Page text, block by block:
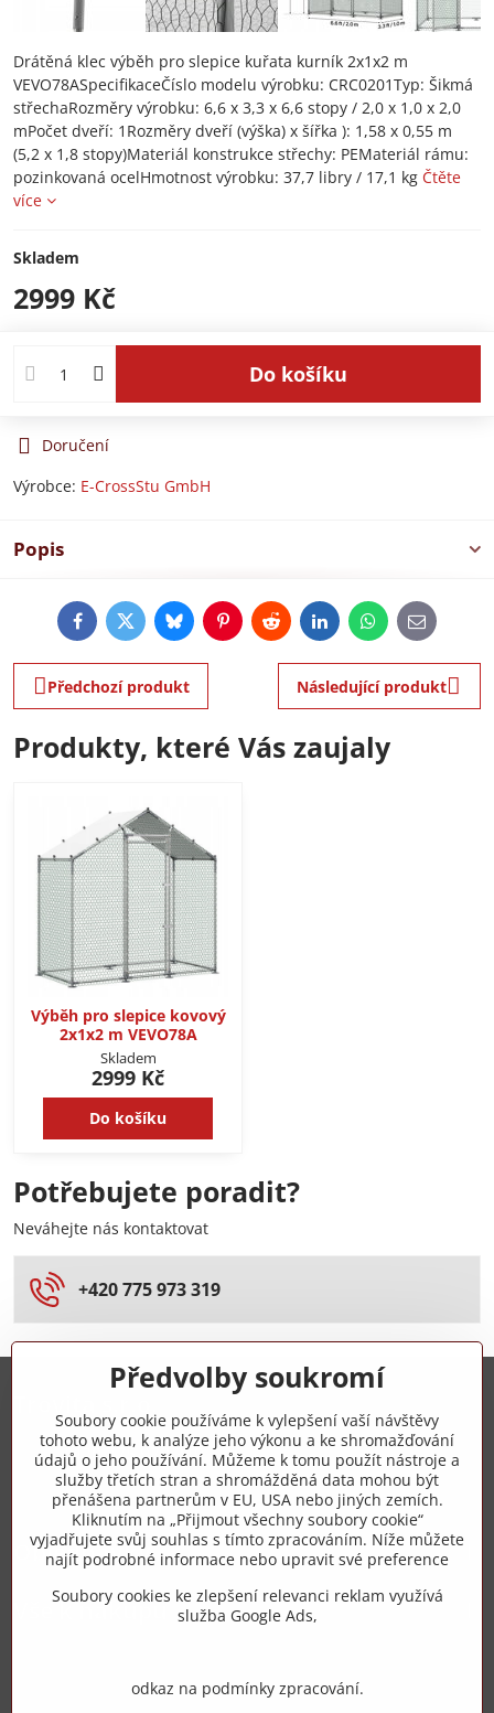
Drátěná klec výběh pro slepice kuřata kurník 2x1x2 m
VEVO78ASpecifikaceČíslo modelu výrobku: CRC0201Typ: Šikmá
střechaRozměry výrobku: 6,6 x 3,3 x 6,6 stopy / 2,0 x 1,0 x 2,0
mPočet dveří: 1Rozměry dveří (výška) x šířka ): 1,58 x 0,55 m
(5,2 x 1,8 stopy)Materiál konstrukce střechy: PEMateriál rámu:
pozinkovaná ocelHmotnost výrobku: 37,7 libry / 17,1 kg Čtěte
více
Skladem
2999 Kč
Do košíku
Doručení
Výrobce: E-CrossStu GmbH​
Popis
FacebookTwitterBlueskyPinterestRedditLinkedInWhatsApp
E-
mail
Předchozí produkt Následující produkt
Produkty, které Vás zaujaly
Výběh pro slepice kovový
2x1x2 m VEVO78A
Skladem
2999 Kč
Do košíku
Potřebujete poradit?
Neváhejte nás kontaktovat
+420 775 973 319
+420 775 973 319
info​@zipzop​.cz
Objednávky
Vše k nákupu
Předvolby soukromí
Soubory cookie používáme k vylepšení vaší návštěvy
tohoto webu, k analýze jeho výkonu a ke shromažďování
údajů o jeho používání. Můžeme k tomu použít nástroje a
služby třetích stran a shromážděná data mohou být
přenášena partnerům v EU, USA nebo jiných zemích.
Kliknutím na „Přijmout všechny soubory cookie“
vyjadřujete svůj souhlas s tímto zpracováním. Níže můžete
najít podrobné informace nebo upravit své preference
Soubory cookies ke zlepšení relevanci reklam využívá
služba Google Ads,
odkaz na podmínky zpracování.